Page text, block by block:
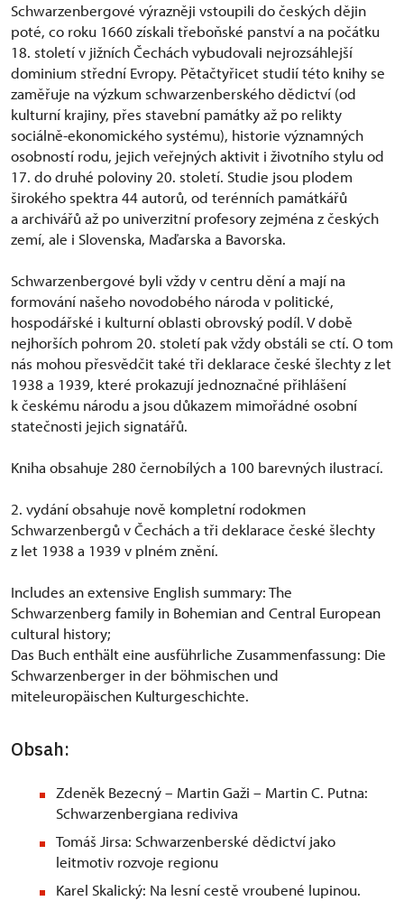
Schwarzenbergové výrazněji vstoupili do českých dějin
poté, co roku 1660 získali třeboňské panství a na počátku
18. století v jižních Čechách vybudovali nejrozsáhlejší
dominium střední Evropy. Pětačtyřicet studií této knihy se
zaměřuje na výzkum schwarzenberského dědictví (od
kulturní krajiny, přes stavební památky až po relikty
sociálně-ekonomického systému), historie významných
osobností rodu, jejich veřejných aktivit i životního stylu od
17. do druhé poloviny 20. století. Studie jsou plodem
širokého spektra 44 autorů, od terénních památkářů
a archivářů až po univerzitní profesory zejména z českých
zemí, ale i Slovenska, Maďarska a Bavorska.
Schwarzenbergové byli vždy v centru dění a mají na
formování našeho novodobého národa v politické,
hospodářské i kulturní oblasti obrovský podíl. V době
nejhorších pohrom 20. století pak vždy obstáli se ctí. O tom
nás mohou přesvědčit také tři deklarace české šlechty z let
1938 a 1939, které prokazují jednoznačné přihlášení
k českému národu a jsou důkazem mimořádné osobní
statečnosti jejich signatářů.
Kniha obsahuje 280 černobílých a 100 barevných ilustrací.
2. vydání obsahuje nově kompletní rodokmen
Schwarzenbergů v Čechách a tři deklarace české šlechty
z let 1938 a 1939 v plném znění.
Includes an extensive English summary: The
Schwarzenberg family in Bohemian and Central European
cultural history;
Das Buch enthält eine ausführliche Zusammenfassung: Die
Schwarzenberger in der böhmischen und
miteleuropäischen Kulturgeschichte.
Obsah:
Zdeněk Bezecný – Martin Gaži – Martin C. Putna:
Schwarzenbergiana rediviva
Tomáš Jirsa: Schwarzenberské dědictví jako
leitmotiv rozvoje regionu
Karel Skalický: Na lesní cestě vroubené lupinou.